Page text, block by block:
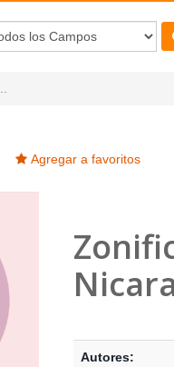
Agregar a favoritos
Autores: